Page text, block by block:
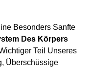
Besonders Sanfte
Des Körpers
Teil Unseres
Überschüssige